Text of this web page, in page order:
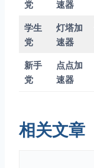
党
速器
学生
党
灯塔加
速器
新手
党
点点加
速器
相关文章